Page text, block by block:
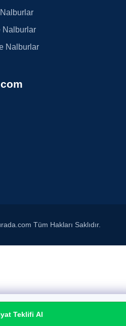
Teklifi Al
Nalburlar
Nalburlar
Nalburlar
Tüm Hakları Saklıdır.